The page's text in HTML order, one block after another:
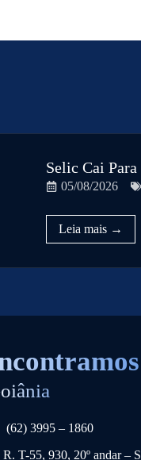
Selic Cai
05/08/2026
(62) 3995 – 1860
R. T-55, 930, 20º andar –